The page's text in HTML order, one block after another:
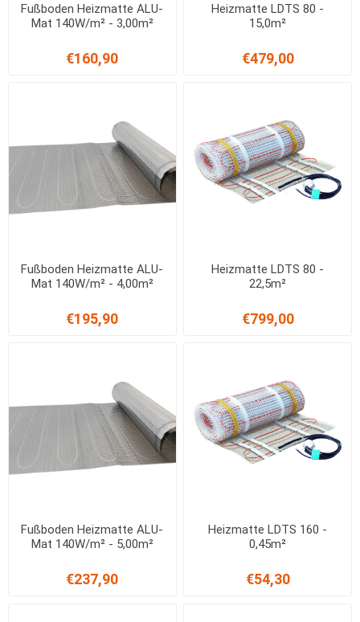
Fußboden Heizmatte ALU-
Mat 140W/m² - 3,00m²
€160,90
Heizmatte LDTS 80 -
15,0m²
€479,00
Fußboden Heizmatte ALU-
Mat 140W/m² - 4,00m²
€195,90
Heizmatte LDTS 80 -
22,5m²
€799,00
Fußboden Heizmatte ALU-
Mat 140W/m² - 5,00m²
€237,90
Heizmatte LDTS 160 -
0,45m²
€54,30